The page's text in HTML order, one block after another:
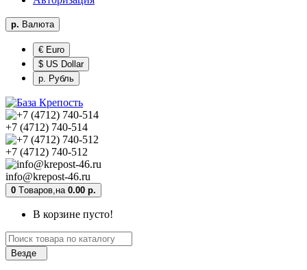
р. Валюта
€ Euro
$ US Dollar
р. Рубль
+7 (4712) 740-514
+7 (4712) 740-512
info@krepost-46.ru
0 Tоваров, на 0.00 р.
В корзине пусто!
Везде